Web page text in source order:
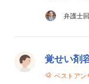
弁護士
覚せい剤
ベストアン